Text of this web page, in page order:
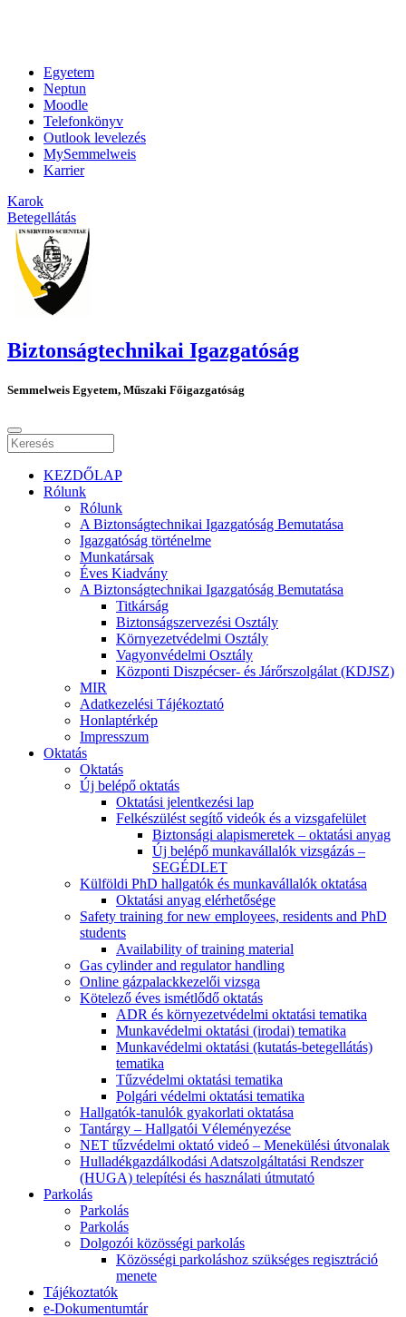
Egyetem
Neptun
Moodle
Telefonkönyv
Outlook levelezés
MySemmelweis
Karrier
Karok
Betegellátás
Biztonságtechnikai Igazgatóság
Semmelweis Egyetem, Műszaki Főigazgatóság
KEZDŐLAP
Rólunk
Rólunk
A Biztonságtechnikai Igazgatóság Bemutatása
Igazgatóság történelme
Munkatársak
Éves Kiadvány
A Biztonságtechnikai Igazgatóság Bemutatása
Titkárság
Biztonságszervezési Osztály
Környezetvédelmi Osztály
Vagyonvédelmi Osztály
Központi Diszpécser- és Járőrszolgálat (KDJSZ)
MIR
Adatkezelési Tájékoztató
Honlaptérkép
Impresszum
Oktatás
Oktatás
Új belépő oktatás
Oktatási jelentkezési lap
Felkészülést segítő videók és a vizsgafelület
Biztonsági alapismeretek – oktatási anyag
Új belépő munkavállalók vizsgázás –
SEGÉDLET
Külföldi PhD hallgatók és munkavállalók oktatása
Oktatási anyag elérhetősége
Safety training for new employees, residents and PhD
students
Availability of training material
Gas cylinder and regulator handling
Online gázpalackkezelői vizsga
Kötelező éves ismétlődő oktatás
ADR és környezetvédelmi oktatási tematika
Munkavédelmi oktatási (irodai) tematika
Munkavédelmi oktatási (kutatás-betegellátás)
tematika
Tűzvédelmi oktatási tematika
Polgári védelmi oktatási tematika
Hallgatók-tanulók gyakorlati oktatása
Tantárgy – Hallgatói Véleményezése
NET tűzvédelmi oktató videó – Menekülési útvonalak
Hulladékgazdálkodási Adatszolgáltatási Rendszer
(HUGA) telepítési és használati útmutató
Parkolás
Parkolás
Parkolás
Dolgozói közösségi parkolás
Közösségi parkoláshoz szükséges regisztráció
menete
Tájékoztatók
e-Dokumentumtár